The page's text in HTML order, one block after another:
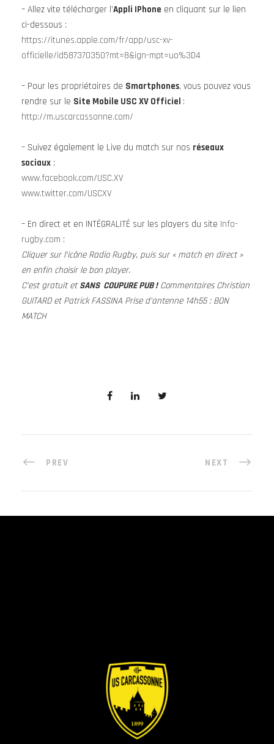
– Allez vite télécharger l’Appli IPhone en cliquant sur le lien
ci-dessous :
https://itunes.apple.com/fr/app/usc-xv-
officielle/id587370350?mt=8&ign-mpt=uo%3D4
– Pour les propriétaires de Smartphones, vous pouvez vous
rendre sur le Site Mobile USC XV Officiel :
http://m.uscarcassonne.com/
– Suivez également le Live du match sur nos réseaux
sociaux :
www.facebook.com/USC.XV
www.twitter.com/USCXV
– En direct et en INTÉGRALITÉ sur les players du site Info-
rugby.com :
Cliquer sur l’icône Radio Rugby, puis sur « match en direct »
en enfin choisir le bon player.
C’est gratuit etSANS COUPURE PUB !Commentaires Christian
GUITARD et Patrick FASSINA Prise d’antenne 14h55 : BON
MATCH
PREV NEXT